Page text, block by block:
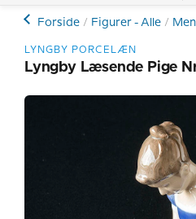
Forside Figurer - Alle
LYNGBY PORCELÆN
Lyngby Læsende Pige